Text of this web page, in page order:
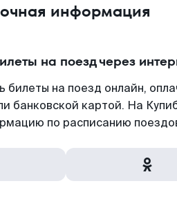
информация
на поезд через
билеты на поезд онлайн,
банковской картой. На
по расписанию